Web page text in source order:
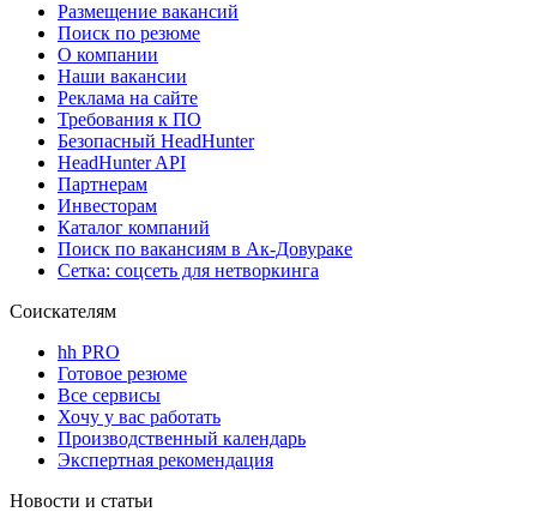
Размещение вакансий
Поиск по резюме
О компании
Наши вакансии
Реклама на сайте
Требования к ПО
Безопасный HeadHunter
HeadHunter API
Партнерам
Инвесторам
Каталог компаний
Поиск по вакансиям в Ак-Довураке
Сетка: соцсеть для нетворкинга
Соискателям
hh PRO
Готовое резюме
Все сервисы
Хочу у вас работать
Производственный календарь
Экспертная рекомендация
Новости и статьи